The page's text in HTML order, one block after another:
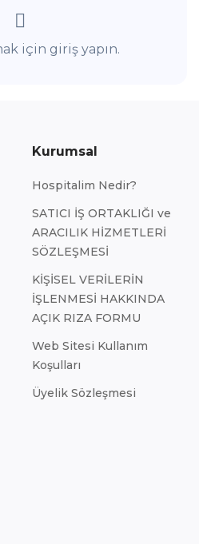
için giriş yapın.
Kurumsal
Hospitalim Nedir?
SATICI İŞ ORTAKLIĞI ve
ARACILIK HİZMETLERİ
SÖZLEŞMESİ
KİŞİSEL VERİLERİN
İŞLENMESİ HAKKINDA
AÇIK RIZA FORMU
Web Sitesi Kullanım
Koşulları
Üyelik Sözleşmesi